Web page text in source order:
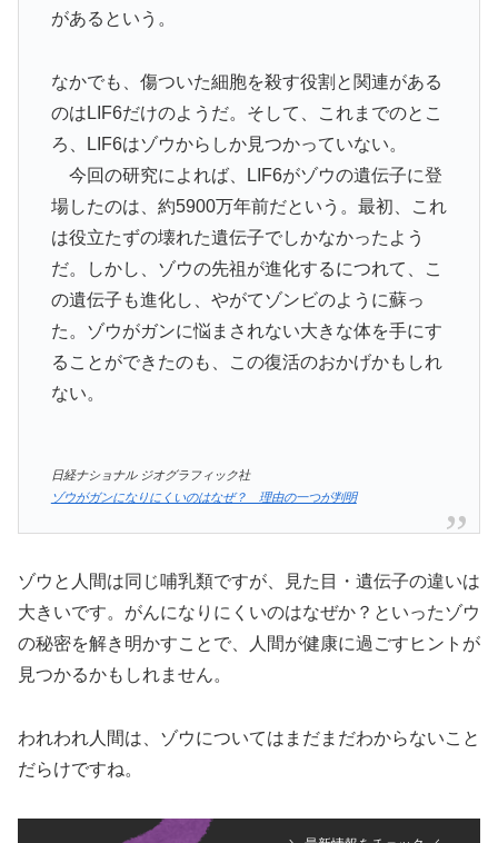
があるという。
なかでも、傷ついた細胞を殺す役割と関連がある
のはLIF6だけのようだ。そして、これまでのとこ
ろ、LIF6はゾウからしか見つかっていない。
今回の研究によれば、LIF6がゾウの遺伝子に登
場したのは、約5900万年前だという。最初、これ
は役立たずの壊れた遺伝子でしかなかったよう
だ。しかし、ゾウの先祖が進化するにつれて、こ
の遺伝子も進化し、やがてゾンビのように蘇っ
た。ゾウがガンに悩まされない大きな体を手にす
ることができたのも、この復活のおかげかもしれ
ない。
日経ナショナル ジオグラフィック社
ゾウがガンになりにくいのはなぜ？ 理由の一つが判明
ゾウと人間は同じ哺乳類ですが、見た目・遺伝子の違いは
大きいです。がんになりにくいのはなぜか？といったゾウ
の秘密を解き明かすことで、人間が健康に過ごすヒントが
見つかるかもしれません。
われわれ人間は、ゾウについてはまだまだわからないこと
だらけですね。